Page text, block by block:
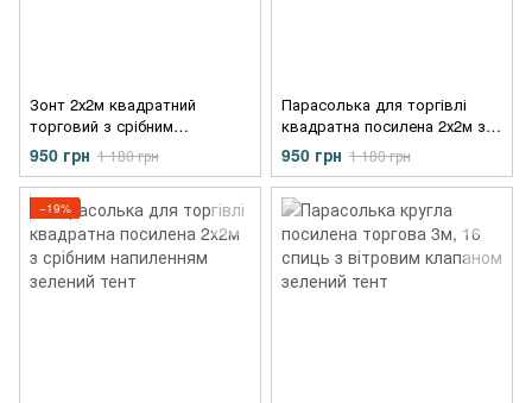
Зонт 2х2м квадратний
торговий з срібним
напиленням синій тент
950 грн 1 180 грн
Парасолька для торгівлі
квадратна посилена 2х2м з
срібним напиленням зелений
тент
950 грн 1 180 грн
−19%